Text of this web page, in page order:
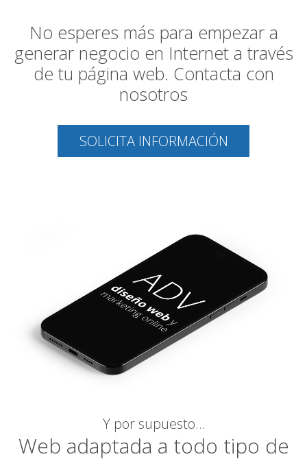
No esperes más para empezar a
generar negocio en Internet a través
de tu página web. Contacta con
nosotros
SOLICITA INFORMACIÓN
Y por supuesto…
Web adaptada a todo tipo de